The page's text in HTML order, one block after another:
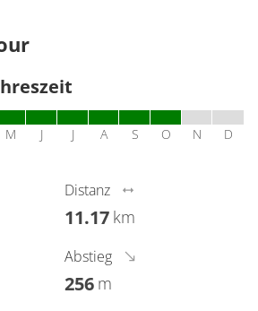
M J J A S O N D
Distanz
11.17 km
Abstieg
256 m